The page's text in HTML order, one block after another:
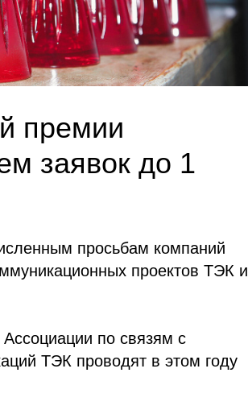
премии
заявок до 1
просьбам компаний
проектов ТЭК и
по связям с
ТЭК проводят в этом году